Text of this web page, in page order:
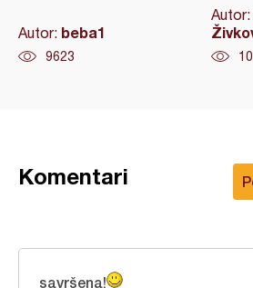
Autor: beba1
9623
Autor:
Komentari
savršena!